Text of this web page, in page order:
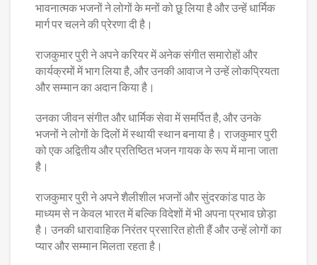
भावनात्मक भजनों ने लोगों के मनों को छू लिया है और उन्हें धार्मिक
मार्ग पर चलने की प्रेरणा दी है।
राजकुमार पुरी ने अपने करियर में अनेक संगीत समारोहों और
कार्यक्रमों में भाग लिया है, और उनकी आवाज ने उन्हें लोकप्रियता
और सम्मान का अदान किया है।
उनका जीवन संगीत और धार्मिक सेवा में समर्पित है, और उनके
भजनों ने लोगों के दिलों में स्थायी स्थान बनाया है। राजकुमार पुरी
को एक अद्वितीय और प्रतिष्ठित भजन गायक के रूप में माना जाता
है।
राजकुमार पुरी ने अपने शैलीशील भजनों और सुंदरकांड पाठ के
माध्यम से न केवल भारत में बल्कि विदेशों में भी अपना प्रभाव छोड़ा
है। उनकी धारावाहिक निरंतर प्रसारित होती हैं और उन्हें लोगों का
प्यार और सम्मान मिलता रहता है।